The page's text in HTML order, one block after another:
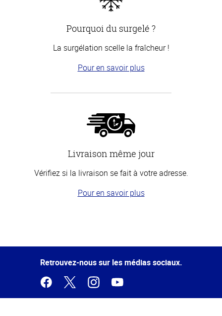
Pourquoi du surgelé ?
La surgélation scelle la fraîcheur !
Pour en savoir plus
Livraison même jour
Vérifiez si la livraison se fait à votre adresse.
Pour en savoir plus
de la
Retrouvez-nous sur les médias sociaux.